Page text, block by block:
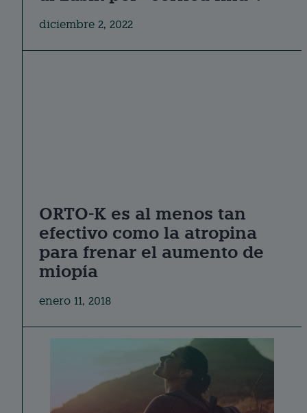
diciembre 2, 2022
ORTO-K es al menos tan
efectivo como la atropina
para frenar el aumento de
miopía
enero 11, 2018